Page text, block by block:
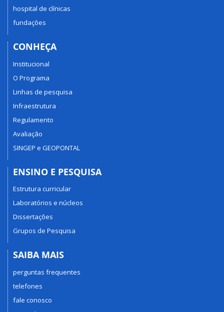
hospital de clínicas
fundações
CONHEÇA
Institucional
O Programa
Linhas de pesquisa
Infraestrutura
Regulamento
Avaliação
SINGEP e GEOPONTAL
ENSINO E PESQUISA
Estrutura curricular
Laboratórios e núcleos
Dissertações
Grupos de Pesquisa
SAIBA MAIS
perguntas frequentes
telefones
fale conosco